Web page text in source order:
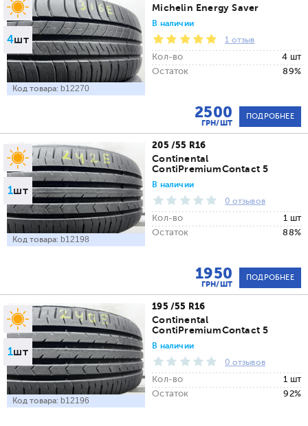
4шт
Код товара: b12270
Michelin Energy Saver
В наличии
1 отзыв
Кол-во
4 шт
Остаток
89%
2500
ГРН/ШТ
ПОДРОБНЕЕ
1шт
Код товара: b12198
205 /55 R16
Continental
ContiPremiumContact 5
В наличии
0 отзывов
Кол-во
1 шт
Остаток
88%
1950
ГРН/ШТ
ПОДРОБНЕЕ
1шт
Код товара: b12196
195 /55 R16
Continental
ContiPremiumContact 5
В наличии
0 отзывов
Кол-во
1 шт
Остаток
92%